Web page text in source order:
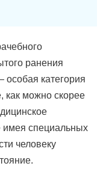
ранения
особая категория
как можно скорее
специальных
человеку